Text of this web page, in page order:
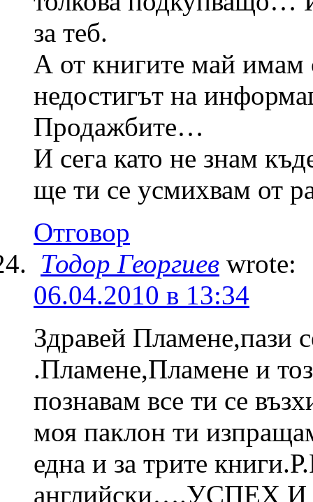
за теб.
А от книгите май
недостигът на
Продажбите…
И сега като не знам
ще ти се усмихвам от
Отговор
Тодор Георгиев wrote:
06.04.2010 в 13:34
Здравей Пламене,пази
.Пламене,Пламене и
познавам все ти се
моя паклон ти
една и за трите
английски….УСПЕХ И